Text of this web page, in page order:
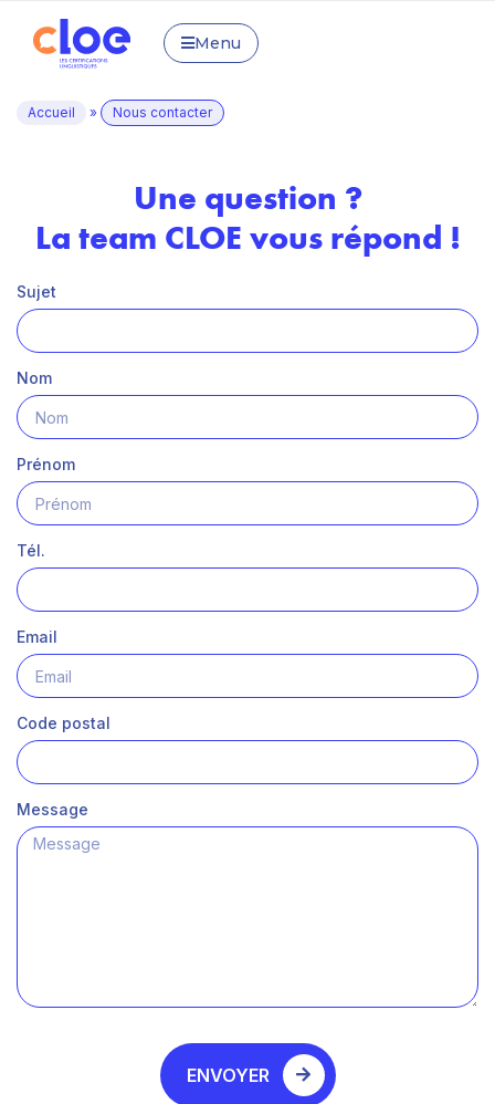
Menu
Accueil » Nous contacter
Une question ?
La team CLOE vous répond !
Sujet
Nom
Prénom
Tél.
Email
Code postal
Message
ENVOYER